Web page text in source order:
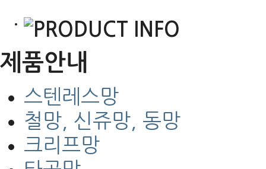
PRODUCT INFO
제품안내
스텐레스망
철망, 신쥬망, 동망
크리프망